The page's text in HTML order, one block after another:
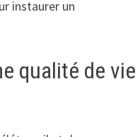
instaurer un
qualité de vie